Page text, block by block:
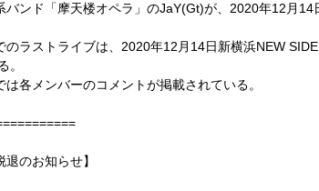
バンド「摩天楼オペラ」のJaY(Gt)が、2020年12月14
のラストライブは、2020年12月14日新横浜NEW
。
は各メンバーのコメントが掲載されている。
退のお知らせ】